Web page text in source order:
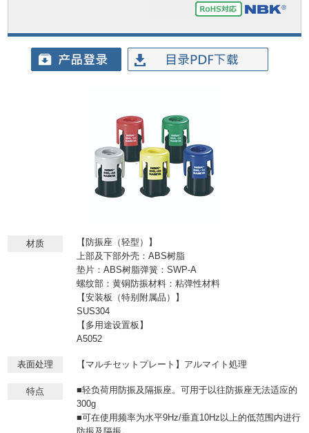
材质
【防振座（轻型）】
上部及下部外壳：ABS树脂
垫片：ABS树脂弹簧：SWP-A
螺纹部：黄铜防振材料：粘弹性材料
【安装板（特别附属品）】
SUS304
【多用途设置板】
A5052
表面处理 【マルチセットプレート】アルマイト処理
特点
■轻负荷用防振及隔振座。可用于以往防振座无法适应的
300g
■可在使用频率为水平9Hz/垂直10Hz以上的低范围内进行